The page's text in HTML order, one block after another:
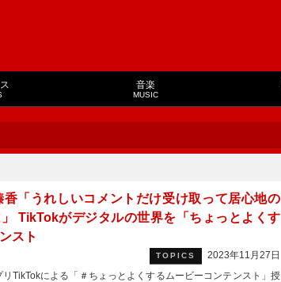
音楽
MUSIC
「うれしいコメントだけ受け取って居心地の
TikTokがデジタルの世界を「ちょっとよくす
スト
TOPICS
2023年11月27日
TikTokによる「＃ちょっとよくするムービーコンテンスト」授